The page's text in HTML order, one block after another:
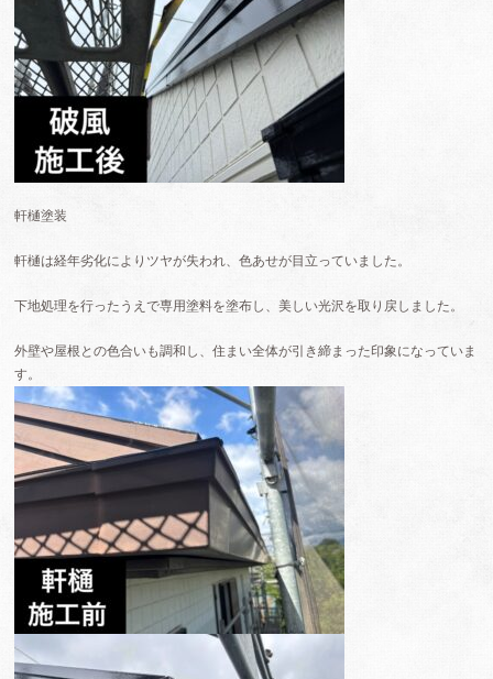
軒樋塗装
軒樋は経年劣化によりツヤが失われ、色あせが目立っていました。
下地処理を行ったうえで専用塗料を塗布し、美しい光沢を取り戻しました。
外壁や屋根との色合いも調和し、住まい全体が引き締まった印象になっていま
す。